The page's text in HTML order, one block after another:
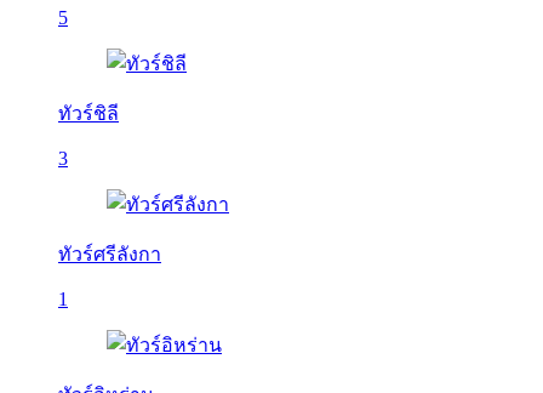
5
ทัวร์ชิลี
3
ทัวร์ศรีลังกา
1